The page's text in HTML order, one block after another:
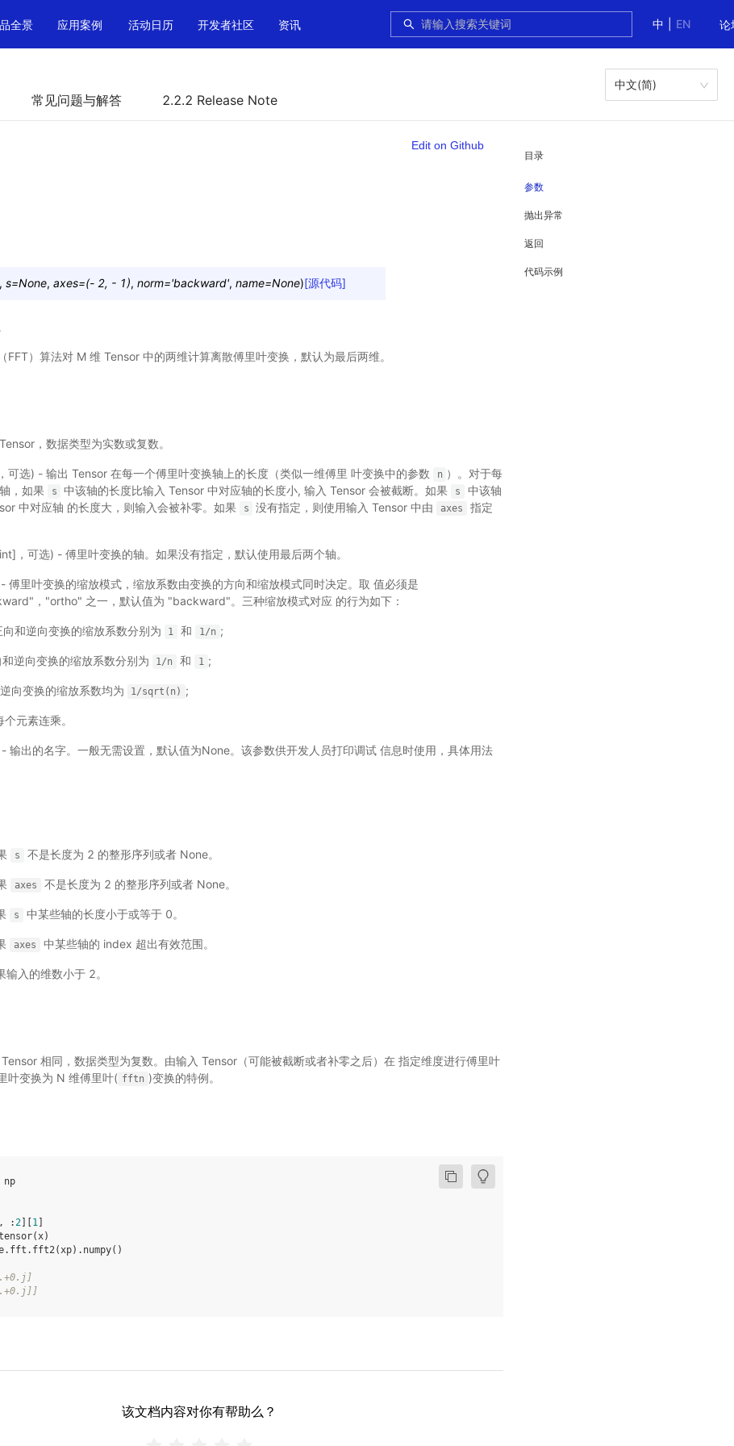
中
EN 论
全景 应用案例 活动日历 开发者社区 资讯
常见问题与解答 2.2.2 Release Note
中文(简)
目录
参数
抛出异常
返回
代码示例
Edit on Github
, s=None, axes=(- 2, - 1), norm='backward', name=None)[源代码]
FFT）算法对 M 维 Tensor 中的两维计算离散傅里叶变换，默认为最后两维。
，数据类型为实数或复数。
可选) - 输出 Tensor 在每一个傅里叶变换轴上的长度（类似一维傅里 叶变换中的参数 n ）。对于每
，如果
s 中该轴的长度比输入 Tensor 中对应轴的长度小, 输入 Tensor 会被截断。如果 s
中该轴
中对应轴 的长度大，则输入会被补零。如果
s 没有指定，则使用输入 Tensor 中由 axes
指定
，可选) - 傅里叶变换的轴。如果没有指定，默认使用最后两个轴。
傅里叶变换的缩放模式，缩放系数由变换的方向和缩放模式同时决定。取 值必须是
，"ortho" 之一，默认值为 "backward"。三种缩放模式对应 的行为如下：
和逆向变换的缩放系数分别为 1 和 1/n ;
逆向变换的缩放系数分别为 1/n 和 1 ;
向变换的缩放系数均为 1/sqrt(n) ;
个元素连乘。
输出的名字。一般无需设置，默认值为None。该参数供开发人员打印调试 信息时使用，具体用法
s 不是长度为 2 的整形序列或者 None。
axes 不是长度为 2 的整形序列或者 None。
s 中某些轴的长度小于或等于 0。
axes 中某些轴的 index 超出有效范围。
输入的维数小于 2。
相同，数据类型为复数。由输入 Tensor（可能被截断或者补零之后）在 指定维度进行傅里叶
叶变换为 N 维傅里叶( fftn )变换的特例。
np
, :2 1
(x)
. fft . fft2(xp) . numpy()
该文档内容对你有帮助么？